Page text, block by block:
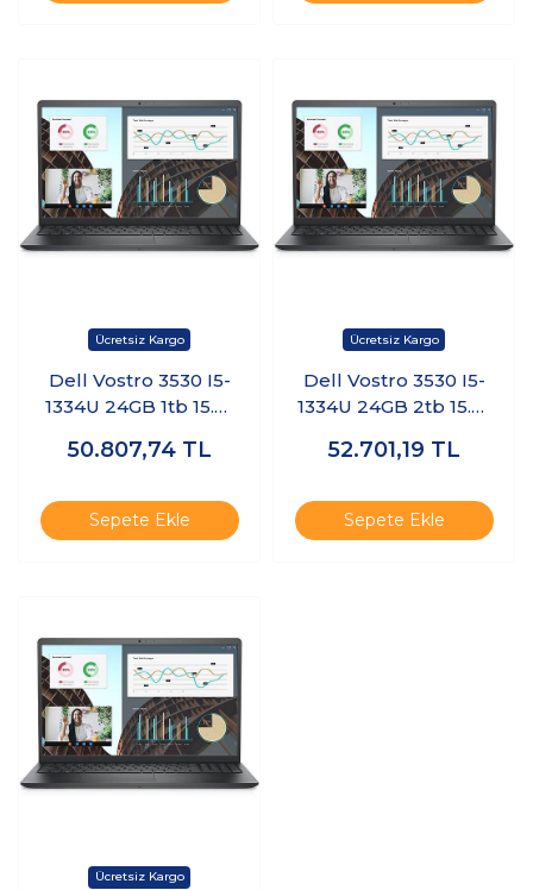
Dell Vostro 3530 I5-
1334U 24GB 1tb 15.6"
N3409PVNB3530U
50.807,74 TL
Sepete Ekle
Dell Vostro 3530 I5-
1334U 24GB 2tb 15.6"
N3409PVNB3530U
52.701,19 TL
Sepete Ekle